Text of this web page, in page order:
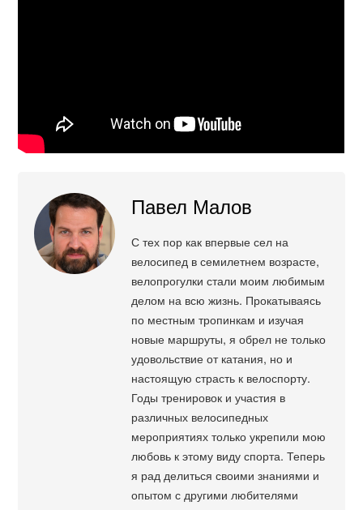
Павел Малов
С тех пор как впервые сел на
велосипед в семилетнем возрасте,
велопрогулки стали моим любимым
делом на всю жизнь. Прокатываясь
по местным тропинкам и изучая
новые маршруты, я обрел не только
удовольствие от катания, но и
настоящую страсть к велоспорту.
Годы тренировок и участия в
различных велосипедных
мероприятиях только укрепили мою
любовь к этому виду спорта. Теперь
я рад делиться своими знаниями и
опытом с другими любителями